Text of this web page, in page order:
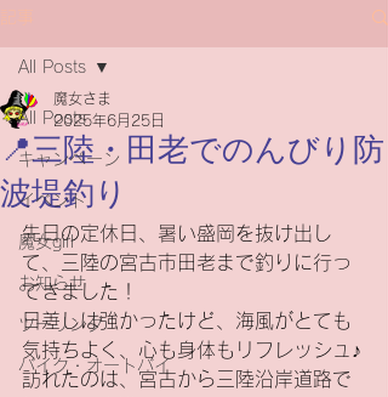
All Posts
キャンペーン
イベント
魔女girl
お知らせ
ツーリング
バイク・オートバイ
All Posts
📍三陸・田老でのんびり防
波堤釣り
魔女さま
2025年6月25日
先日の定休日、暑い盛岡を抜け出し
て、三陸の宮古市田老まで釣りに行っ
てきました！
日差しは強かったけど、海風がとても
気持ちよく、心も身体もリフレッシュ♪
訪れたのは、宮古から三陸沿岸道路で